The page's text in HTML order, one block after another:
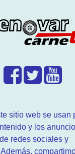
sitio web se usan
y los
redes sociales y
Te
permisode
y sobre todo